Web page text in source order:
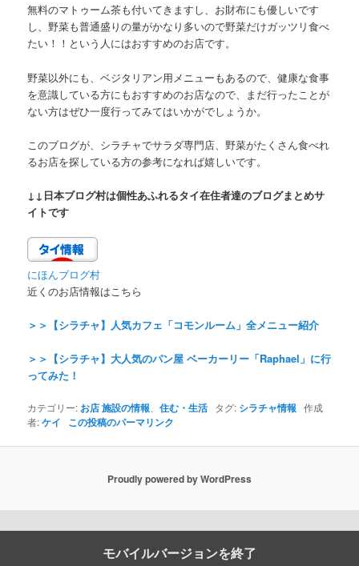
無料のマトゥーム茶も付いてきますし、お財布にも優しいです
し、野菜も普通盛りの量がかなり多いので野菜だけガッツリ食べ
たい！！という人にはおすすめのお店です。
野菜以外にも、ベジタリアン用メニューもあるので、健康な食事
を意識している方にもおすすめのお店なので、まだ行ったことが
ない方はぜひ一度行ってみてはいかがでしょうか。
このブログが、シラチャでサラダ専門店、野菜がたくさん食べれ
るお店を探している方の参考になれば嬉しいです。
↓↓日本ブログ村は個性あふれるタイ在住者達のブログまとめサ
イトです
にほんブログ村
近くのお店情報はこちら
＞＞【シラチャ】人気カフェ「コモンルーム」全メニュー紹介
＞＞【シラチャ】大人気のパン屋 ベーカーリー「Raphael」に行
ってみた！
カテゴリー: お店 施設の情報 、住む・生活 タグ: シラチャ情報 作成
者:ケイ この投稿のパーマリンク
Proudly powered by WordPress
モバイルバージョンを終了